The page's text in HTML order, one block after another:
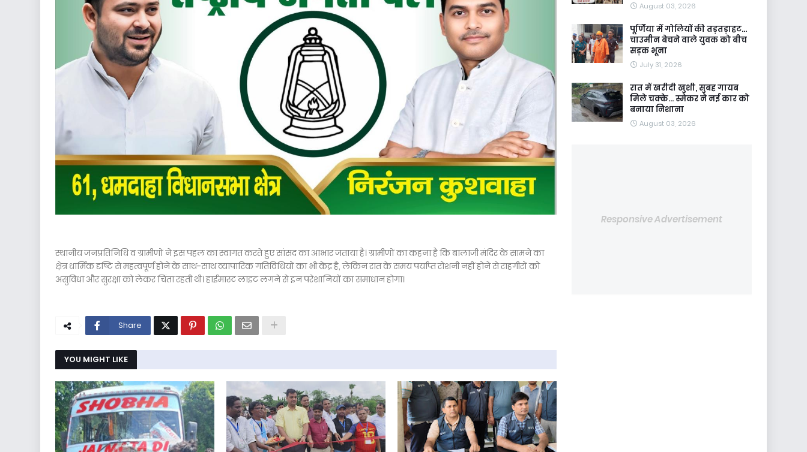
स्थानीय जनप्रतिनिधि व ग्रामीणों ने इस पहल का स्वागत करते हुए सांसद का आभार जताया है। ग्रामीणों का कहना है कि बालाजी मंदिर के सामने का
क्षेत्र धार्मिक दृष्टि से महत्वपूर्ण होने के साथ-साथ व्यापारिक गतिविधियों का भी केंद्र है, लेकिन रात के समय पर्याप्त रोशनी नहीं होने से राहगीरों को
असुविधा और सुरक्षा को लेकर चिंता रहती थी। हाईमास्ट लाइट लगने से इन परेशानियों का समाधान होगा।
Share
YOU MIGHT LIKE
August 03, 2026
पूर्णिया में गोलियों की तड़तड़ाहट...
चाउमीन बेचने वाले युवक को बीच
सड़क भूना
July 31, 2026
रात में खरीदी खुशी, सुबह गायब
मिले चक्के... स्मेकर ने नई कार को
बनाया निशाना
August 03, 2026
Responsive Advertisement